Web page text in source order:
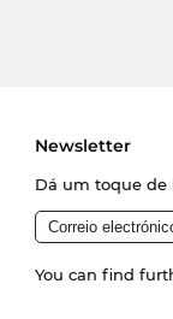
Newsletter
Dá um toque de
You can find